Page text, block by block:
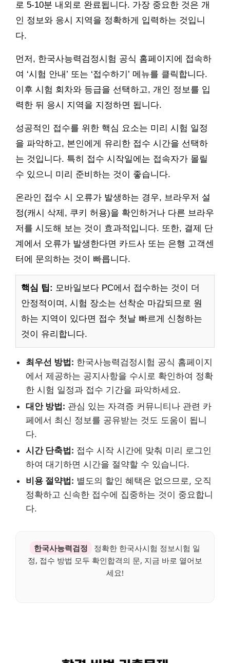
로 5-10분 내외로 완료됩니다. 가장 중요한 것은 개
인 정보와 응시 지역을 정확하게 입력하는 것입니
다.
먼저, 한국사능력검정시험 공식 홈페이지에 접속하
여 ‘시험 안내’ 또는 ‘접수하기’ 메뉴를 클릭합니다.
이후 시험 회차와 등급을 선택하고, 개인 정보를 입
력한 뒤 응시 지역을 지정하면 됩니다.
성공적인 접수를 위한 핵심 요소는 미리 시험 일정
을 파악하고, 본인에게 유리한 접수 시간을 선택하
는 것입니다. 특히 접수 시작일에는 접속자가 몰릴
수 있으니 미리 준비하는 것이 좋습니다.
온라인 접수 시 오류가 발생하는 경우, 브라우저 설
정(캐시 삭제, 쿠키 허용)을 확인하거나 다른 브라우
저를 시도해 보는 것이 효과적입니다. 또한, 결제 단
계에서 오류가 발생한다면 카드사 또는 은행 고객센
터에 문의하는 것이 빠릅니다.
핵심 팁: 모바일보다 PC에서 접수하는 것이 더
안정적이며, 시험 장소는 선착순 마감되므로 원
하는 지역이 있다면 접수 첫날 빠르게 신청하는
것이 유리합니다.
최우선 방법: 한국사능력검정시험 공식 홈페이지
에서 제공하는 공지사항을 수시로 확인하여 정확
한 시험 일정과 접수 기간을 파악하세요.
대안 방법: 관심 있는 자격증 커뮤니티나 관련 카
페에서 최신 정보를 공유받는 것도 도움이 됩니
다.
시간 단축법: 접수 시작 시간에 맞춰 미리 로그인
하여 대기하면 시간을 절약할 수 있습니다.
비용 절약법: 별도의 할인 혜택은 없으므로, 오직
정확하고 신속한 접수에 집중하는 것이 중요합니
다.
한국사능력검정
정확한 한국사시험 정보시험 일
정, 접수 방법 모두 확인합격의 문, 지금 바로 열어보
세요!